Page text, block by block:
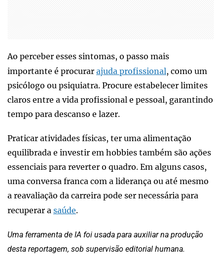
Ao perceber esses sintomas, o passo mais
importante é procurar ajuda profissional, como um
psicólogo ou psiquiatra. Procure estabelecer limites
claros entre a vida profissional e pessoal, garantindo
tempo para descanso e lazer.
Praticar atividades físicas, ter uma alimentação
equilibrada e investir em hobbies também são ações
essenciais para reverter o quadro. Em alguns casos,
uma conversa franca com a liderança ou até mesmo
a reavaliação da carreira pode ser necessária para
recuperar a saúde.
Uma ferramenta de IA foi usada para auxiliar na produção
desta reportagem, sob supervisão editorial humana.